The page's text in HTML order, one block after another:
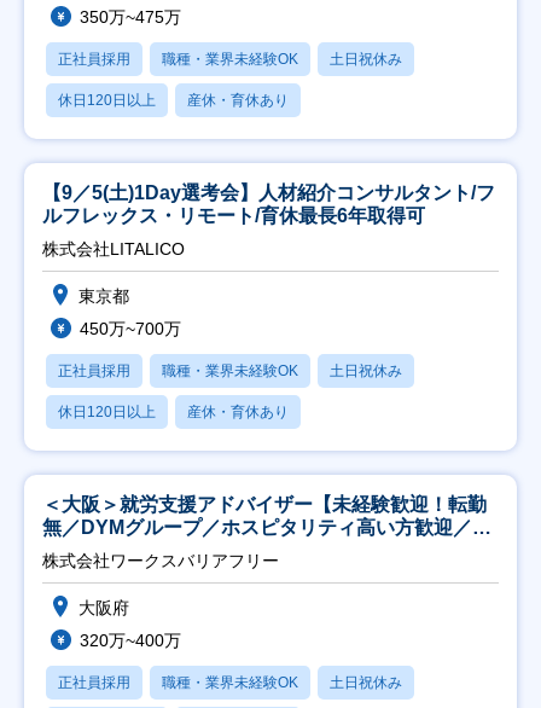
350万~475万
正社員採用 職種・業界未経験OK 土日祝休み
休日120日以上 産休・育休あり
【9／5(土)1Day選考会】人材紹介コンサルタント/フ
ルフレックス・リモート/育休最長6年取得可
株式会社LITALICO
東京都
450万~700万
正社員採用 職種・業界未経験OK 土日祝休み
休日120日以上 産休・育休あり
＜大阪＞就労支援アドバイザー【未経験歓迎！転勤
無／DYMグループ／ホスピタリティ高い方歓迎／土
日祝】
株式会社ワークスバリアフリー
大阪府
320万~400万
正社員採用 職種・業界未経験OK 土日祝休み